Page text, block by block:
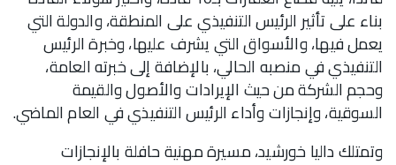
بناء على تأثير الرئيس التنفيذي على المنطقة، والدولة التي
يعمل فيها، والأسواق التي يشرف عليها، وخبرة الرئيس
التنفيذي في منصبه الحالي، بالإضافة إلى خبرته العامة،
وحجم الشركة من حيث الإيرادات والأصول والقيمة
السوقية، وإنجازات وأداء الرئيس التنفيذي في العام الماضي.
وتمتلك داليا خورشيد، مسيرة مهنية حافلة بالإنجازات